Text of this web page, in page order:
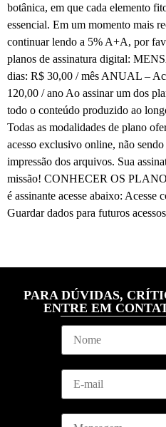
botânica, em que cada elemento
essencial. Em um momento mais
continuar lendo a 5% A+A, por
planos de assinatura digital:
dias: R$ 30,00 / mês ANUAL –
120,00 / ano Ao assinar um dos
todo o conteúdo produzido ao
Todas as modalidades de plano
acesso exclusivo online, não
impressão dos arquivos. Sua
missão! CONHECER OS
é assinante acesse abaixo: Acesse
Guardar dados para futuros
PARA DÚVIDAS,
ENTRE EM
N
m
*
N
e
*
E
a
lM